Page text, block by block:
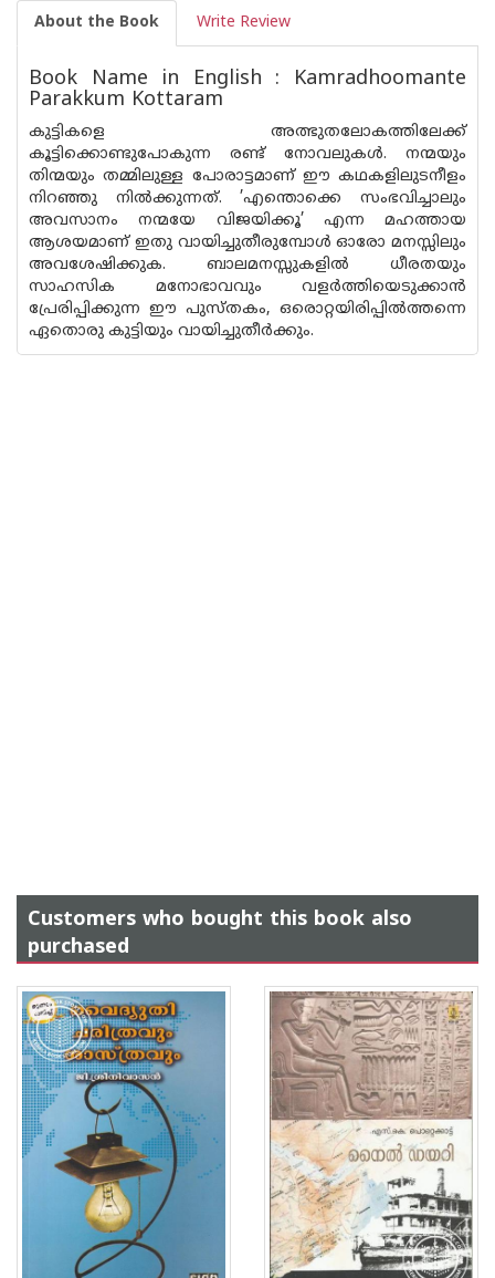
About the Book Write Review
Book Name in English : Kamradhoomante
Parakkum Kottaram
കുട്ടികളെ അത്ഭുതലോകത്തിലേക്ക്
കൂട്ടിക്കൊണ്ടുപോകുന്ന രണ്ട് നോവലുകള്‍. നന്മയും
തിന്മയും തമ്മിലുള്ള പോരാട്ടമാണ് ഈ കഥകളിലുടനീളം
നിറഞ്ഞു നില്‍ക്കുന്നത്. ’എന്തൊക്കെ സംഭവിച്ചാലും
അവസാനം നന്മയേ വിജയിക്കൂ’ എന്ന മഹത്തായ
ആശയമാണ് ഇതു വായിച്ചുതീരുമ്പോള്‍ ഓരോ മനസ്സിലും
അവശേഷിക്കുക. ബാലമനസ്സുകളില്‍ ധീരതയും
സാഹസിക മനോഭാവവും വളര്‍ത്തിയെടുക്കാന്‍
പ്രേരിപ്പിക്കുന്ന ഈ പുസ്തകം, ഒരൊറ്റയിരിപ്പില്‍ത്തന്നെ
ഏതൊരു കുട്ടിയും വായിച്ചുതീര്‍ക്കും.
Customers who bought this book also
purchased